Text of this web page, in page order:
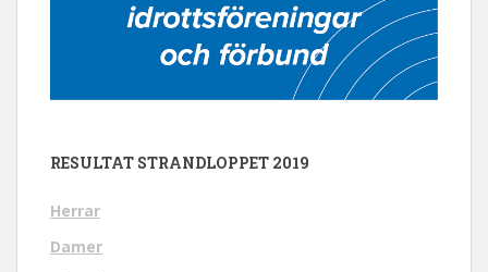
RESULTAT STRANDLOPPET 2019
Herrar
Damer